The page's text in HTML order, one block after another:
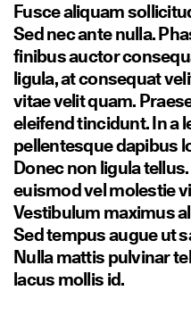
Fusce aliquam
Sed nec ante nulla.
finibus auctor
ligula, at consequat
vitae velit quam.
eleifend tincidunt. In a
pellentesque dapibus
Donec non ligula
euismod vel molestie
Vestibulum maximus
Sed tempus augue ut
Nulla mattis pulvinar
lacus mollis id.